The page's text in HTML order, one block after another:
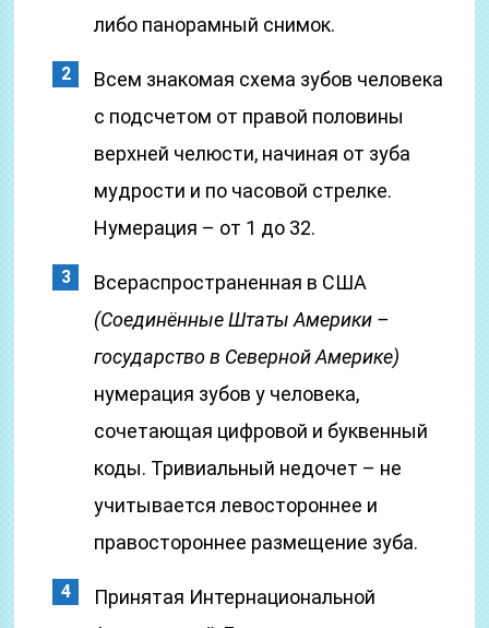
либо панорамный снимок.
Всем знакомая схема зубов человека
с подсчетом от правой половины
верхней челюсти, начиная от зуба
мудрости и по часовой стрелке.
Нумерация – от 1 до 32.
Всераспространенная в США
(Соединённые Штаты Америки –
государство в Северной Америке)
нумерация зубов у человека,
сочетающая цифровой и буквенный
коды. Тривиальный недочет – не
учитывается левостороннее и
правостороннее размещение зуба.
Принятая Интернациональной